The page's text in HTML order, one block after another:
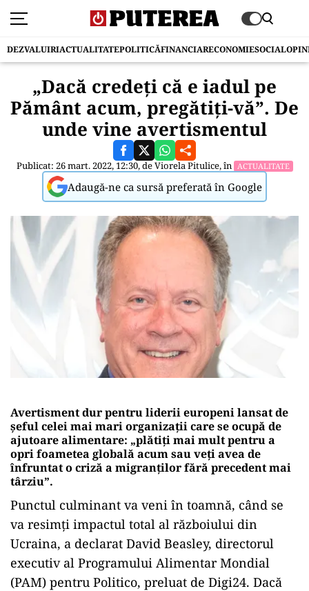
DEZVALUIRIACTUALITATEPOLITICĂFINANCIARECONOMIESOCIAL
„Dacă credeți că e iadul pe
Pământ acum, pregătiți-vă”. De
unde vine avertismentul
Publicat: 26 mart. 2022, 12:30, deViorela Pitulice, în ACTUALITATE
Adaugă-ne ca sursă preferată în Google
Avertisment dur pentru liderii europeni lansat de
șeful celei mai mari organizații care se ocupă de
ajutoare alimentare: „plătiți mai mult pentru a
opri foametea globală acum sau veți avea de
înfruntat o criză a migranților fără precedent mai
târziu”.
Punctul culminant va veni în toamnă, când se
va resimți impactul total al războiului din
Ucraina, a declarat David Beasley, directorul
executiv al Programului Alimentar Mondial
(PAM) pentru Politico, preluat de Digi24. Dacă